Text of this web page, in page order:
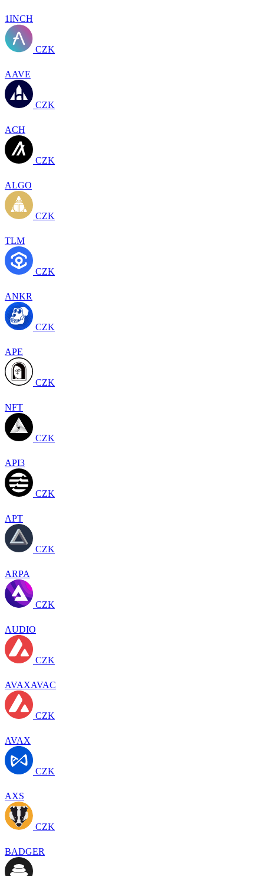
1INCH
CZK
AAVE
CZK
ACH
CZK
ALGO
CZK
TLM
CZK
ANKR
CZK
APE
CZK
NFT
CZK
API3
CZK
APT
CZK
ARPA
CZK
AUDIO
CZK
AVAXAVAC
CZK
AVAX
CZK
AXS
CZK
BADGER